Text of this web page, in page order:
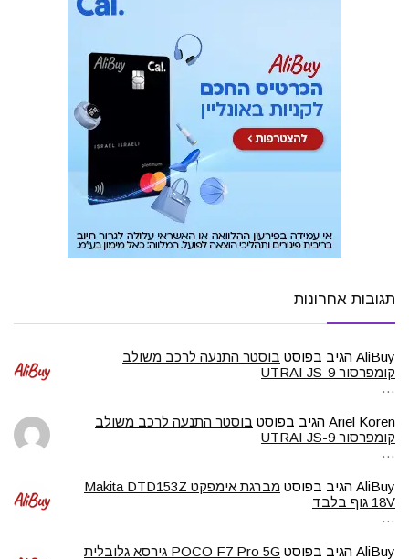
תגובות אחרונות
AliBuy הגיב בפוסט בוסטר התנעה לרכב משולב
קומפרסור UTRAI JS-9
…
Ariel Koren הגיב בפוסט בוסטר התנעה לרכב משולב
קומפרסור UTRAI JS-9
…
AliBuy הגיב בפוסט
מברגת אימפקט Makita DTD153Z
18V גוף בלבד
…
AliBuy הגיב בפוסט POCO F7 Pro 5G גירסא גלובלית